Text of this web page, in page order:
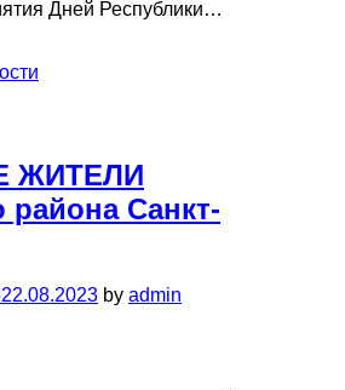
Дней Республики…
ЖИТЕЛИ
района Санкт-
22.08.2023 by admin